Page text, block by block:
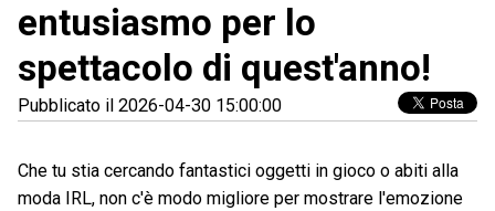
entusiasmo per lo
spettacolo di quest'anno!
Pubblicato il 2026-04-30 15:00:00
Che tu stia cercando fantastici oggetti in gioco o abiti alla
moda IRL, non c'è modo migliore per mostrare l'emozione